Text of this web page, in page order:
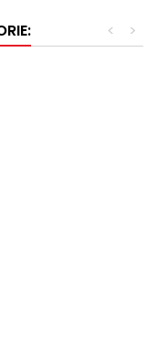
>
<